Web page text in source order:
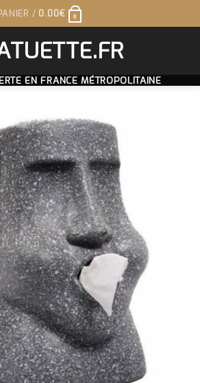
/ 0.00€ 0
EN FRANCE MÉTROPOLITAINE